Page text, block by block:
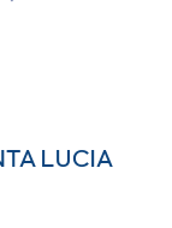
LUCIA